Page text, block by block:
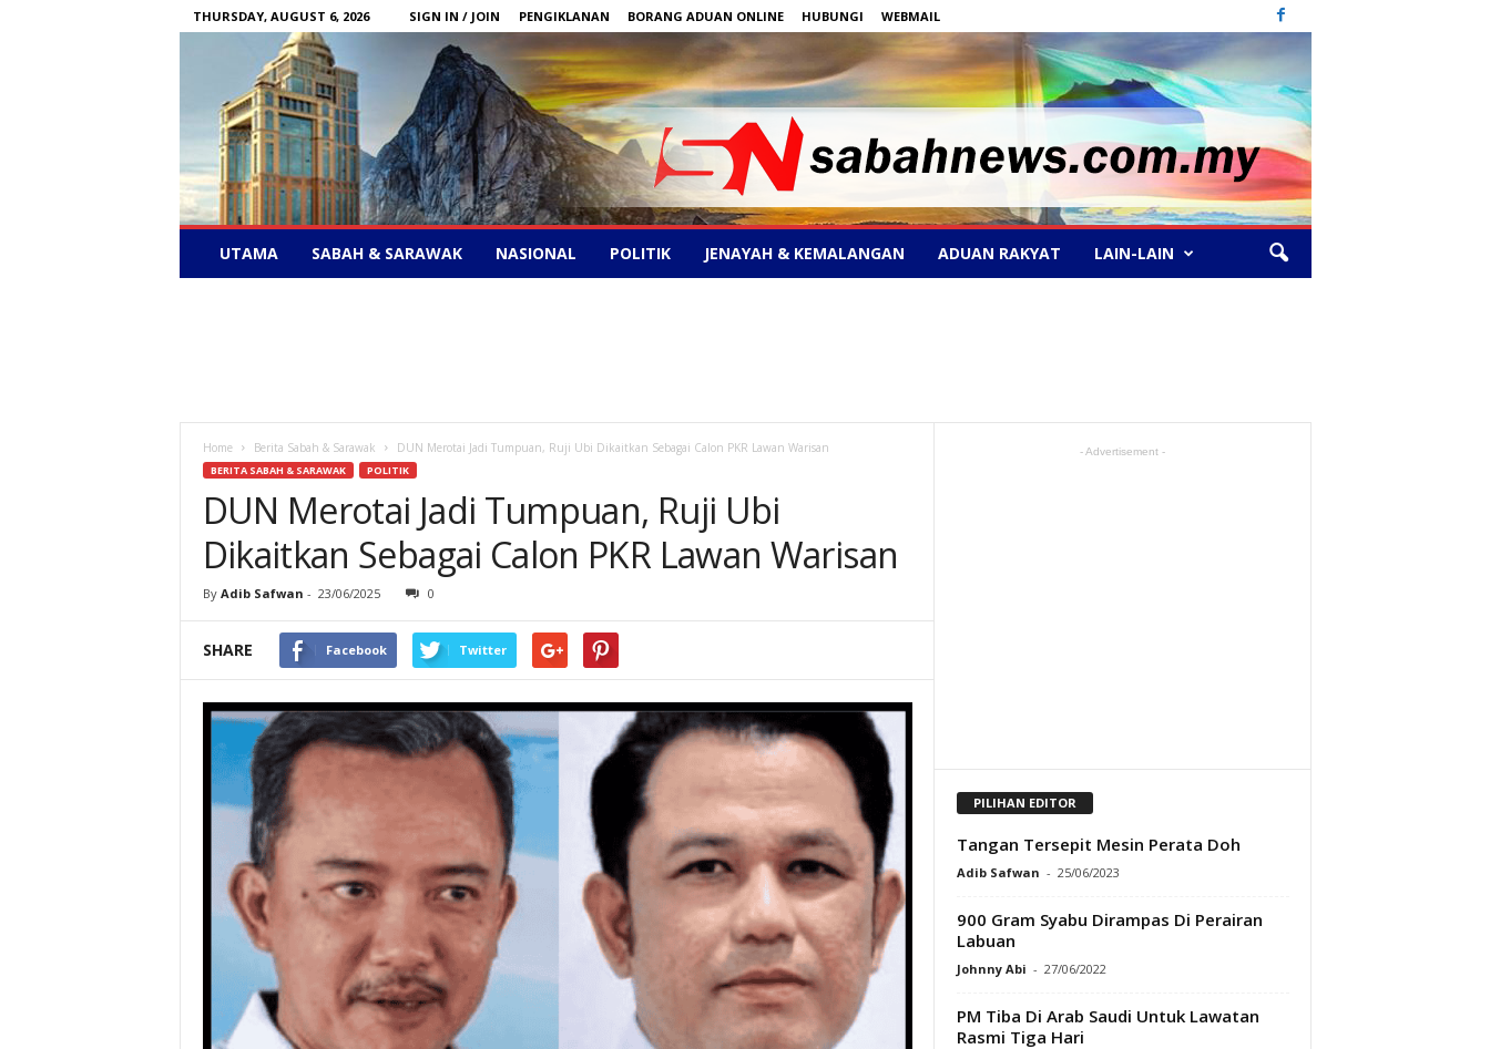
THURSDAY, AUGUST 6, 2026 SIGN IN / JOIN PENGIKLANAN BORANG ADUAN ONLINE HUBUNGI WEBMAIL
–
UTAMA SABAH & SARAWAK NASIONAL POLITIK JENAYAH & KEMALANGAN ADUAN RAKYAT LAIN-LAIN
Home Berita Sabah & Sarawak DUN Merotai Jadi Tumpuan, Ruji Ubi Dikaitkan Sebagai Calon PKR Lawan Warisan
BERITA SABAH & SARAWAK POLITIK
DUN Merotai Jadi Tumpuan, Ruji Ubi
Dikaitkan Sebagai Calon PKR Lawan Warisan
By Adib Safwan - 23/06/2025 0
SHARE Facebook Twitter
- Advertisement -
PILIHAN EDITOR
Tangan Tersepit Mesin Perata Doh
Adib Safwan - 25/06/2023
900 Gram Syabu Dirampas Di Perairan
Labuan
Johnny Abi - 27/06/2022
PM Tiba Di Arab Saudi Untuk Lawatan
Rasmi Tiga Hari